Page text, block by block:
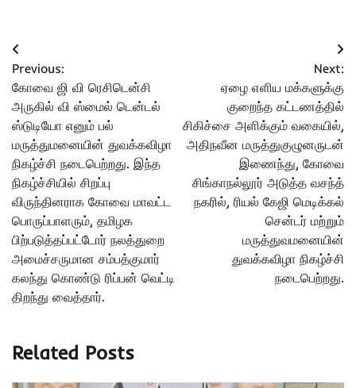
Post
navigation
Previous:
கோவை ஜி வி ரெசிடென்சி
அருகில் வி ஸ்மைல் டென்டல்
ஸ்டுடியோ எனும் பல்
மருத்துமனையின் துவக்கவிழா
நிகழ்ச்சி நடைபெற்றது. இந்த
நிகழ்ச்சியில் சிறப்பு
விருந்தினராக கோவை மாவட்ட
பொருப்பாளரும், தமிழக
பிற்படுத்தப்பட்டோர் நலத்துறை
அமைச்சருமான சம்பத்குமார்
கலந்து கொண்டு ரிப்பன் வெட்டி
திறந்து வைத்தார்.
Next:
ஏழை எளிய மக்களுக்கு
குறைந்த கட்டணத்தில்
சிகிச்சை அளிக்கும் வகையில்,
அதிநவீன மருத்துகுழுனருடன்
இணைந்து, கோவை
சிங்காநல்லூர் அடுத்த வசந்த்
நகரில், ரியல் கேஜி மெடிக்கல்
சென்டர் மற்றும்
மருத்துவமனையின்
துவக்கவிழா நிகழ்ச்சி
நடைபெற்றது.
Related Posts